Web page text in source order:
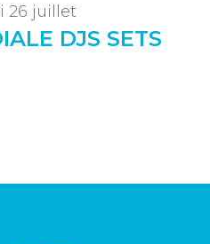
26 juillet
DJS SETS